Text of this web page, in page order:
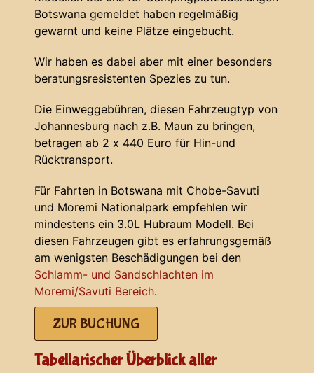
Botswana gemeldet haben regelmäßig
gewarnt und keine Plätze eingebucht.
Wir haben es dabei aber mit einer besonders
beratungsresistenten Spezies zu tun.
Die Einweggebühren, diesen Fahrzeugtyp von
Johannesburg nach z.B. Maun zu bringen,
betragen ab 2 x 440 Euro für Hin-und
Rücktransport.
Für Fahrten in Botswana mit Chobe-Savuti
und Moremi Nationalpark empfehlen wir
mindestens ein 3.0L Hubraum Modell. Bei
diesen Fahrzeugen gibt es erfahrungsgemäß
am wenigsten Beschädigungen bei den
Schlamm- und Sandschlachten im
Moremi/Savuti Bereich.
ZUR BUCHUNG
Tabellarischer Überblick aller